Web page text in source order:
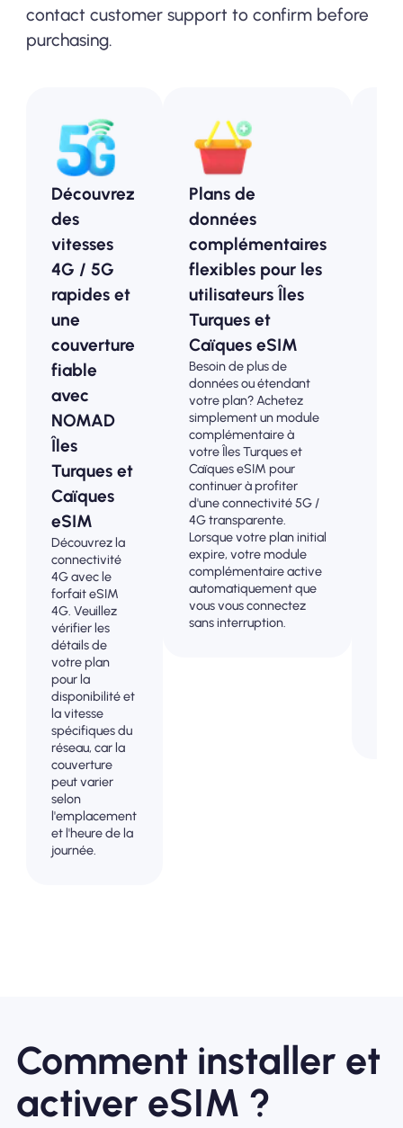
contact customer support to confirm before
purchasing.
Découvrez
des
vitesses
4G / 5G
rapides et
une
couverture
fiable
avec
NOMAD
Îles
Turques et
Caïques
eSIM
Découvrez la
connectivité
4G avec le
forfait eSIM
4G. Veuillez
vérifier les
détails de
votre plan
pour la
disponibilité et
la vitesse
spécifiques du
réseau, car la
couverture
peut varier
selon
l'emplacement
et l'heure de la
journée.
Plans de
données
complémentaires
flexibles pour les
utilisateurs Îles
Turques et
Caïques eSIM
Besoin de plus de
données ou étendant
votre plan? Achetez
simplement un module
complémentaire à
votre Îles Turques et
Caïques eSIM pour
continuer à profiter
d'une connectivité 5G /
4G transparente.
Lorsque votre plan initial
expire, votre module
complémentaire active
automatiquement que
vous vous connectez
sans interruption.
Comment installer et
activer eSIM ?